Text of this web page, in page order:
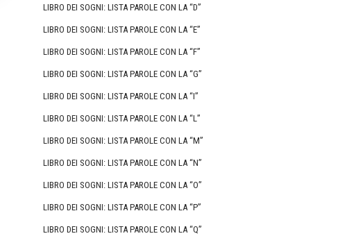
LIBRO DEI SOGNI: LISTA PAROLE CON LA “D”
LIBRO DEI SOGNI: LISTA PAROLE CON LA “E”
LIBRO DEI SOGNI: LISTA PAROLE CON LA “F”
LIBRO DEI SOGNI: LISTA PAROLE CON LA “G”
LIBRO DEI SOGNI: LISTA PAROLE CON LA “I”
LIBRO DEI SOGNI: LISTA PAROLE CON LA “L”
LIBRO DEI SOGNI: LISTA PAROLE CON LA “M”
LIBRO DEI SOGNI: LISTA PAROLE CON LA “N”
LIBRO DEI SOGNI: LISTA PAROLE CON LA “O”
LIBRO DEI SOGNI: LISTA PAROLE CON LA “P”
LIBRO DEI SOGNI: LISTA PAROLE CON LA “Q”